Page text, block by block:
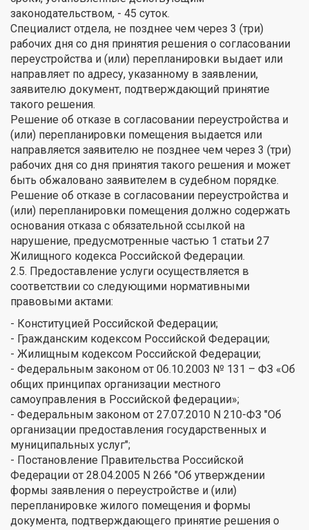
законодательством, - 45 суток.
Специалист отдела, не позднее чем через 3 (три)
рабочих дня со дня принятия решения о согласовании
переустройства и (или) перепланировки выдает или
направляет по адресу, указанному в заявлении,
заявителю документ, подтверждающий принятие
такого решения.
Решение об отказе в согласовании переустройства и
(или) перепланировки помещения выдается или
направляется заявителю не позднее чем через 3 (три)
рабочих дня со дня принятия такого решения и может
быть обжаловано заявителем в судебном порядке.
Решение об отказе в согласовании переустройства и
(или) перепланировки помещения должно содержать
основания отказа с обязательной ссылкой на
нарушение, предусмотренные частью 1 статьи 27
Жилищного кодекса Российской Федерации.
2.5. Предоставление услуги осуществляется в
соответствии со следующими нормативными
правовыми актами:
- Конституцией Российской Федерации;
- Гражданским кодексом Российской Федерации;
- Жилищным кодексом Российской Федерации;
- Федеральным законом от 06.10.2003 № 131 – ФЗ «Об
общих принципах организации местного
самоуправления в Российской федерации»;
- Федеральным законом от 27.07.2010 N 210-ФЗ "Об
организации предоставления государственных и
муниципальных услуг";
- Постановление Правительства Российской
Федерации от 28.04.2005 N 266 "Об утверждении
формы заявления о переустройстве и (или)
перепланировке жилого помещения и формы
документа, подтверждающего принятие решения о